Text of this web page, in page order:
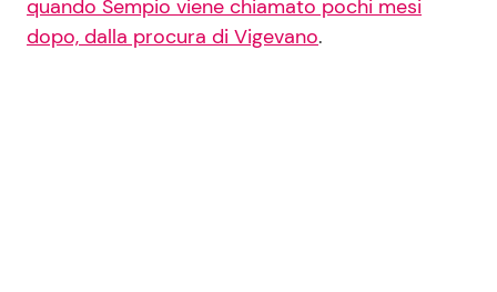
quando Sempio viene chiamato pochi mesi
dopo, dalla procura di Vigevano.